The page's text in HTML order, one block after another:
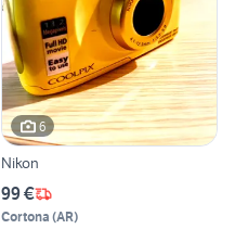
6
Nikon
99 €
Cortona (AR)